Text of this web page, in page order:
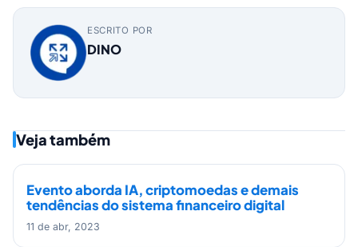
ESCRITO POR
DINO
Veja também
Evento aborda IA, criptomoedas e demais
tendências do sistema financeiro digital
11 de abr, 2023